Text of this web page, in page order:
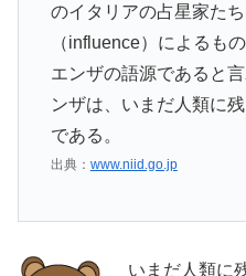
のイタリアの占星家た
（influence）によるも
エンザの語源であると
ンザは、いまだ人類に
である。
出典： www.niid.go.jp
いまだ人類に